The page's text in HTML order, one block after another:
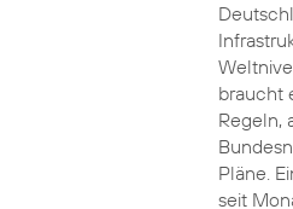
braucht
Regeln,
Pläne.
seit